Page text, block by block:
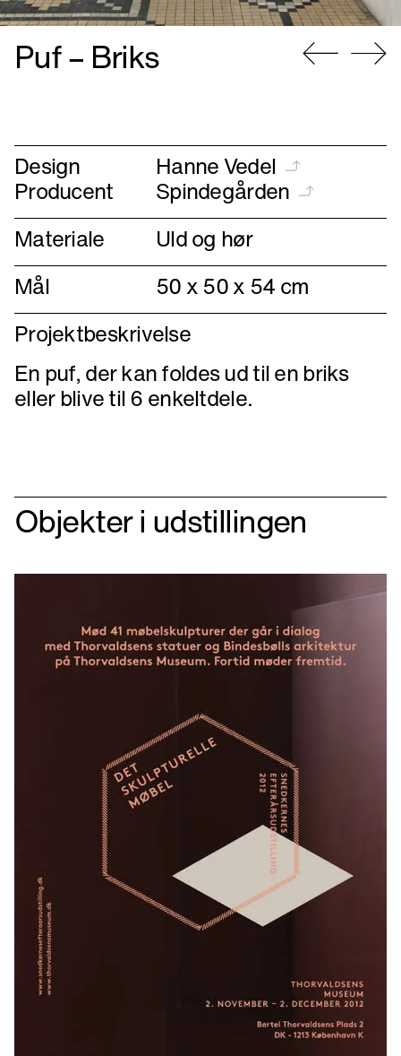
Puf – Briks
Design Hanne Vedel
Producent
Spindegården
Materiale
Uld og hør
Mål
50 x 50 x 54 cm
Projektbeskrivelse
En puf, der kan foldes ud til en briks
eller blive til 6 enkeltdele.
Objekter i udstillingen